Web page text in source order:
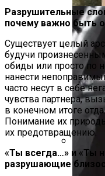
Дом С
Разрушительные
почему важно быть
Существует целый
будучи
обиды или просто по
нанести
часто несут в себе
чувства партнера,
в конечном итоге
Понимание их
их предотвращению.
«Ты всегда…» и «Ты
разрушающие